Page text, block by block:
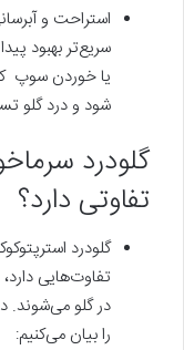
استراحت و
سریع‌تر بهبود
یا خوردن سوپ
شود و درد گلو
گلودرد
تفاوتی دارد؟
گلودرد
تفاوت‌هایی
در گلو می‌شوند.
را بیان می‌کنیم: